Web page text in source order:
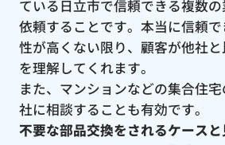
ている日立市で信頼できる複数
依頼することです。本当に信頼
性が高くない限り、顧客が他社
を理解してくれます。
また、マンションなどの集合住
社に相談することも有効です。
不要な部品交換をされるケース